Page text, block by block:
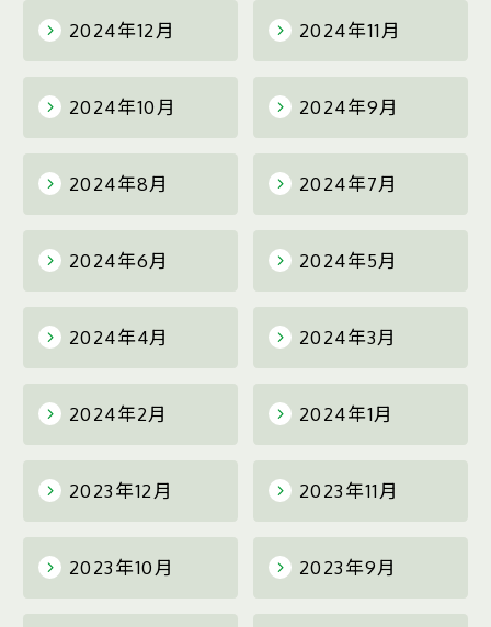
2024年12月 2024年11月
2024年10月 2024年9月
2024年8月 2024年7月
2024年6月 2024年5月
2024年4月 2024年3月
2024年2月 2024年1月
2023年12月 2023年11月
2023年10月 2023年9月